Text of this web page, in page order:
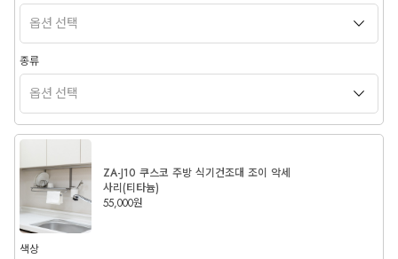
종류
ZA-J10 쿠스코 주방 식기건조대 조이 악세
사리(티타늄)
55,000원
색상